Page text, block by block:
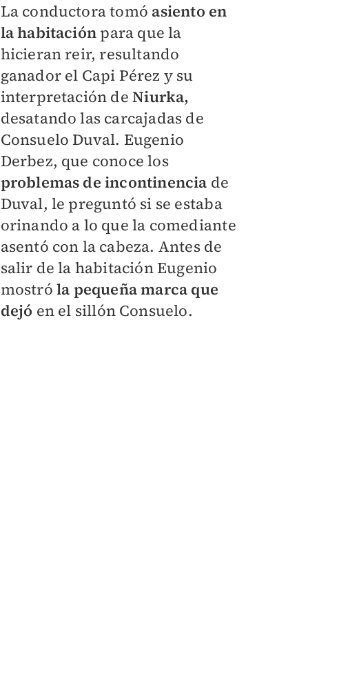
La conductora tomó asiento en
la habitación para que la
hicieran reir, resultando
ganador el Capi Pérez y su
interpretación deNiurka,
desatando las carcajadas de
Consuelo Duval. Eugenio
Derbez, que conoce los
problemas de incontinencia de
Duval, le preguntó si se estaba
orinando a lo que la comediante
asentó con la cabeza. Antes de
salir de la habitación Eugenio
mostró la pequeña marca que
dejó en el sillón Consuelo.